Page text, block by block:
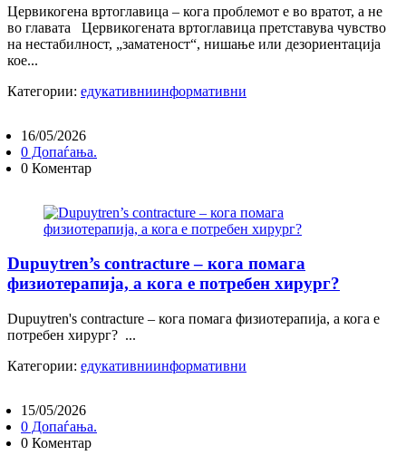
Цервикогена вртоглавица – кога проблемот е во вратот, а не
во главата Цервикогената вртоглавица претставува чувство
на нестабилност, „заматеност“, нишање или дезориентација
кое...
Категории: едукативниинформативни
16/05/2026
0 Допаѓања.
0 Коментар
Dupuytren’s contracture – кога помага
физиотерапија, а кога е потребен хирург?
Dupuytren's contracture – кога помага физиотерапија, а кога е
потребен хирург? ...
Категории: едукативниинформативни
15/05/2026
0 Допаѓања.
0 Коментар